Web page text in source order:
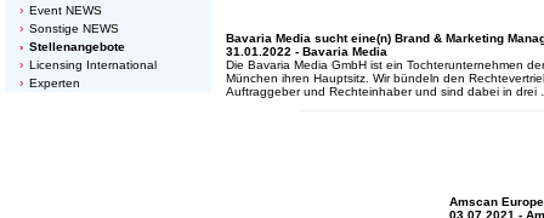
Event NEWS
Sonstige NEWS
Stellenangebote
Licensing International
Experten
Bavaria Media sucht eine(n) Brand & Marketing
31.01.2022 - Bavaria Media
Die Bavaria Media GmbH ist ein Tochterunternehmen
München ihren Hauptsitz. Wir bündeln den
Auftraggeber und Rechteinhaber und sind dabei in
Amscan
03.07.2021 -